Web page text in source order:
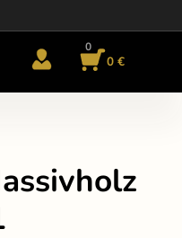
0
0 €